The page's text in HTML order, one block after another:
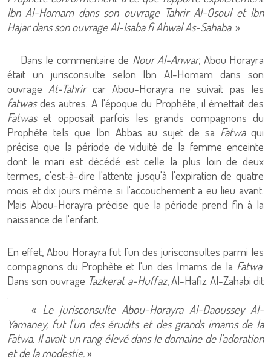
Ibn Al-Homam dans son ouvrage Tahrir Al-Osoul et Ibn
Hajar dans son ouvrage Al-Isaba fi Ahwal As-Sahaba. »
Dans le commentaire de Nour Al-Anwar, Abou Horayra
était un jurisconsulte selon Ibn Al-Homam dans son
ouvrageAt-Tahrir car Abou-Horayra ne suivait pas les
fatwasdes autres. A l'époque du Prophète, il émettait des
Fatwaset opposait parfois les grands compagnons du
Prophète tels que Ibn Abbas au sujet de sa Fatwaqui
précise que la période de viduité de la femme enceinte
dont le mari est décédé est celle la plus loin de deux
termes, c'est-à-dire l'attente jusqu'à l'expiration de quatre
mois et dix jours même si l'accouchement a eu lieu avant.
Mais Abou-Horayra précise que la période prend fin à la
naissance de l'enfant.
En effet, Abou Horayra fut l'un des jurisconsultes parmi les
compagnons du Prophète et l'un des Imams de la Fatwa.
Dans son ouvrage Tazkerat a-Huffaz, Al-Hafiz Al-Zahabi dit
:
« Le jurisconsulte Abou-Horayra Al-Daoussey Al-
Yamaney, fut l'un des érudits et des grands imams de la
Fatwa. Il avait un rang élevé dans le domaine de l'adoration
et de la modestie.»